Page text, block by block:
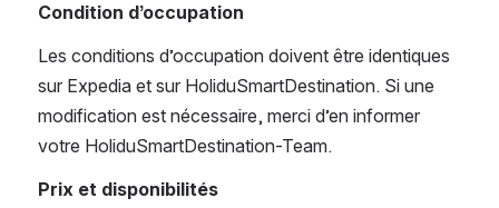
Condition d’occupation
Les conditions d’occupation doivent être identiques
sur Expedia et sur HoliduSmartDestination. Si une
modification est nécessaire, merci d’en informer
votre HoliduSmartDestination-Team.
Prix et disponibilités